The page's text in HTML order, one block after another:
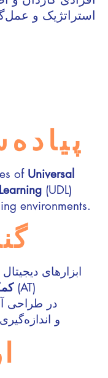
استراتژیک و
of Universal
(UDL)
environments.
ابزارهای
(AT)
در طراحی
و